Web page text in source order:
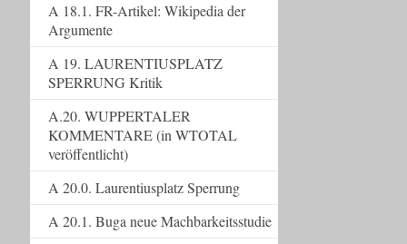
A 18.1. FR-Artikel: Wikipedia der
Argumente
A 19. LAURENTIUSPLATZ
SPERRUNG Kritik
A.20. WUPPERTALER
KOMMENTARE (in WTOTAL
veröffentlicht)
A 20.0. Laurentiusplatz Sperrung
A 20.1. Buga neue Machbarkeitsstudie